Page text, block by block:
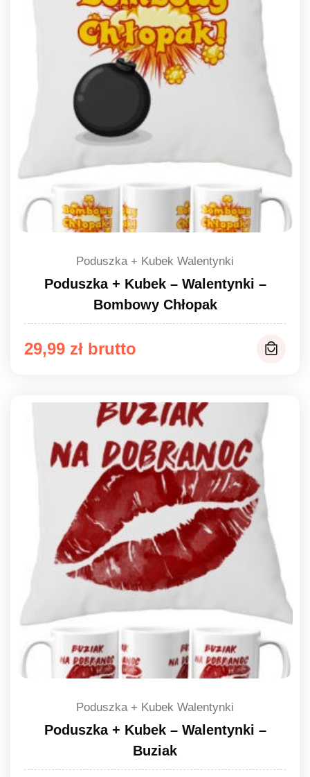
Poduszka + Kubek Walentynki
Poduszka + Kubek – Walentynki –
Bombowy Chłopak
29,99 zł
Poduszka + Kubek Walentynki
Poduszka + Kubek – Walentynki –
Buziak